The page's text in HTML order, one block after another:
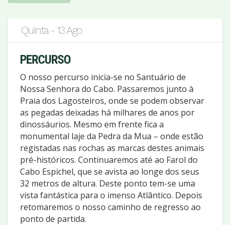
Quinta - 13 Ago
PERCURSO
O nosso percurso inicia-se no Santuário de
Nossa Senhora do Cabo. Passaremos junto à
Praia dos Lagosteiros, onde se podem observar
as pegadas deixadas há milhares de anos por
dinossáurios. Mesmo em frente fica a
monumental laje da Pedra da Mua – onde estão
registadas nas rochas as marcas destes animais
pré-históricos. Continuaremos até ao Farol do
Cabo Espichel, que se avista ao longe dos seus
32 metros de altura. Deste ponto tem-se uma
vista fantástica para o imenso Atlântico. Depois
retomaremos o nosso caminho de regresso ao
ponto de partida.